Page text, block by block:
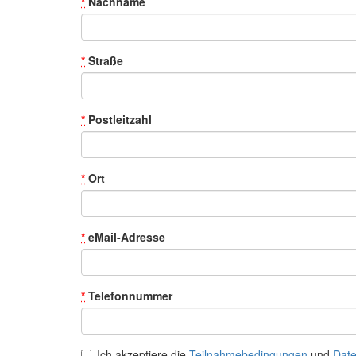
* Straße
* Postleitzahl
* Ort
* eMail-Adresse
* Telefonnummer